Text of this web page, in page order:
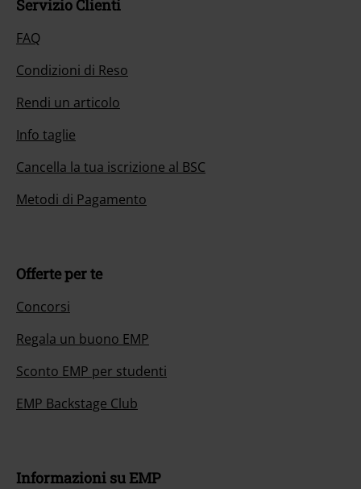
Servizio Clienti
FAQ
Condizioni di Reso
Rendi un articolo
Info taglie
Cancella la tua iscrizione al BSC
Metodi di Pagamento
Offerte per te
Concorsi
Regala un buono EMP
Sconto EMP per studenti
EMP Backstage Club
Informazioni su EMP